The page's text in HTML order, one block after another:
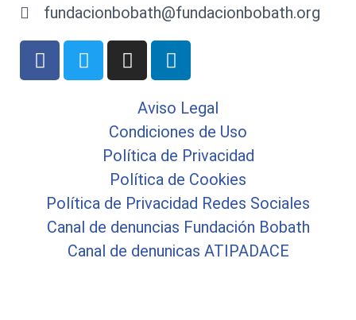
fundacionbobath@fundacionbobath.org
Aviso Legal
Condiciones de Uso
Política de Privacidad
Política de Cookies
Política de Privacidad Redes Sociales
Canal de denuncias Fundación Bobath
Canal de denunicas ATIPADACE